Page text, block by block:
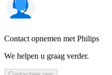
Contact opnemen met Philips
We helpen u graag verder.